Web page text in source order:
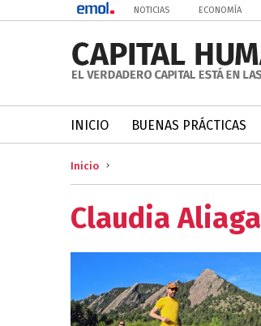
NOTICIAS ECONOMÍA
INICIO BUENAS PRÁCTICAS
Inicio
Claudia Aliaga